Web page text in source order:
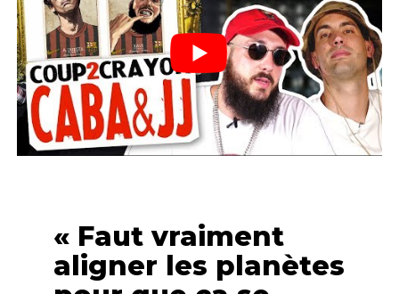
« Faut vraiment
aligner les planètes